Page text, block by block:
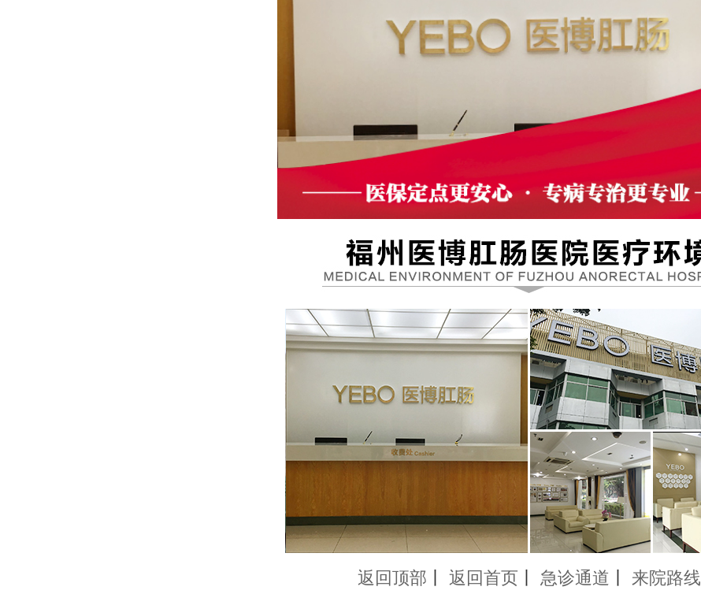
返回顶部 返回首页 急诊通道 来院路线